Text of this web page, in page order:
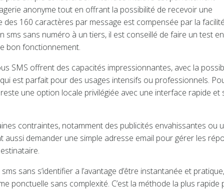
anonyme tout en offrant la possibilité de recevoir une
des 160 caractères par message est compensée par la
sms sans numéro à un tiers, il est conseillé de faire un test en
bon fonctionnement.
SMS offrent des capacités impressionnantes, avec la
est parfait pour des usages intensifs ou professionnels.
une option locale privilégiée avec une interface rapide et
contraintes, notamment des publicités envahissantes ou
aussi demander une simple adresse email pour gérer les
sans s’identifier a l’avantage d’être instantanée et pratique,
ponctuelle sans complexité. C’est la méthode la plus rapide